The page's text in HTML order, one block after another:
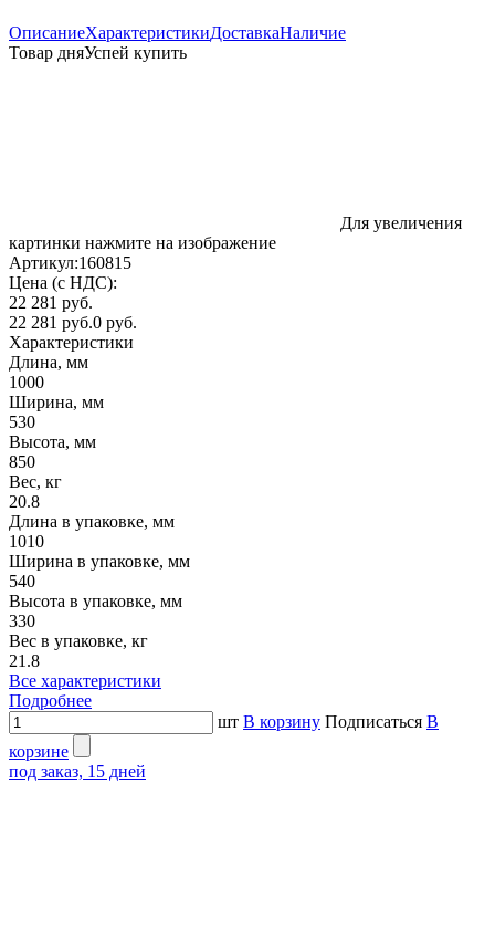
ОписаниеХарактеристикиДоставкаНаличие
Товар дняУспей купить
Для увеличения
картинки нажмите на изображение
Артикул:160815
Цена (с НДС):
22 281 руб.
22 281 руб.0 руб.
Характеристики
Длина, мм
1000
Ширина, мм
530
Высота, мм
850
Вес, кг
20.8
Длина в упаковке, мм
1010
Ширина в упаковке, мм
540
Высота в упаковке, мм
330
Вес в упаковке, кг
21.8
Все характеристики
Подробнее
шт В корзину Подписаться В
корзине
под заказ, 15 дней